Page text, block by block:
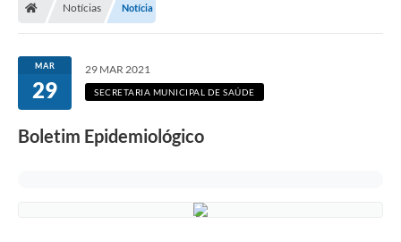
Notícias Notícia
MAR
29
29 MAR 2021
SECRETARIA MUNICIPAL DE SAÚDE
Boletim Epidemiológico